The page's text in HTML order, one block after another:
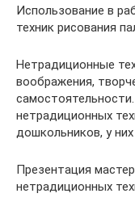
Использование в
техник рисования
Нетрадиционные
воображения,
нетрадиционных
дошкольников, у них
Презентация
нетрадиционных